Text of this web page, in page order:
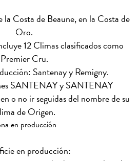
la Costa de Beaune, en la Costa de
Oro.
12 Climas clasificados como
Premier Cru.
Santenay y Remigny.
SANTENAY y SANTENAY
o no ir seguidas del nombre de su
de Origen.
en producción
en producción: